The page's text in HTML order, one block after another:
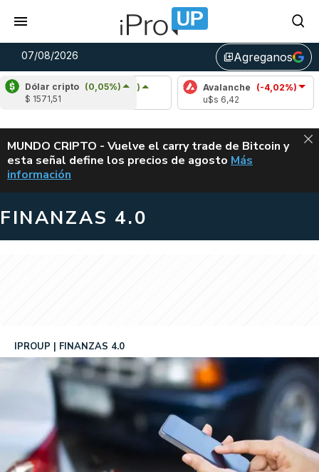
07/08/2026 library_addAgreganos
Dólar cripto (0,05%)
$ 1571,51
Cardano (5,46%)
u$s 0,20
Avalanche (-4,02%)
ALERTA
MUNDO CRIPTO - Vuelve el carry trade de Bitcoin y
esta señal define los precios de agosto VUELVE EL
Más
información
FINANZAS 4.0
IPROUP FINANZAS 4.0